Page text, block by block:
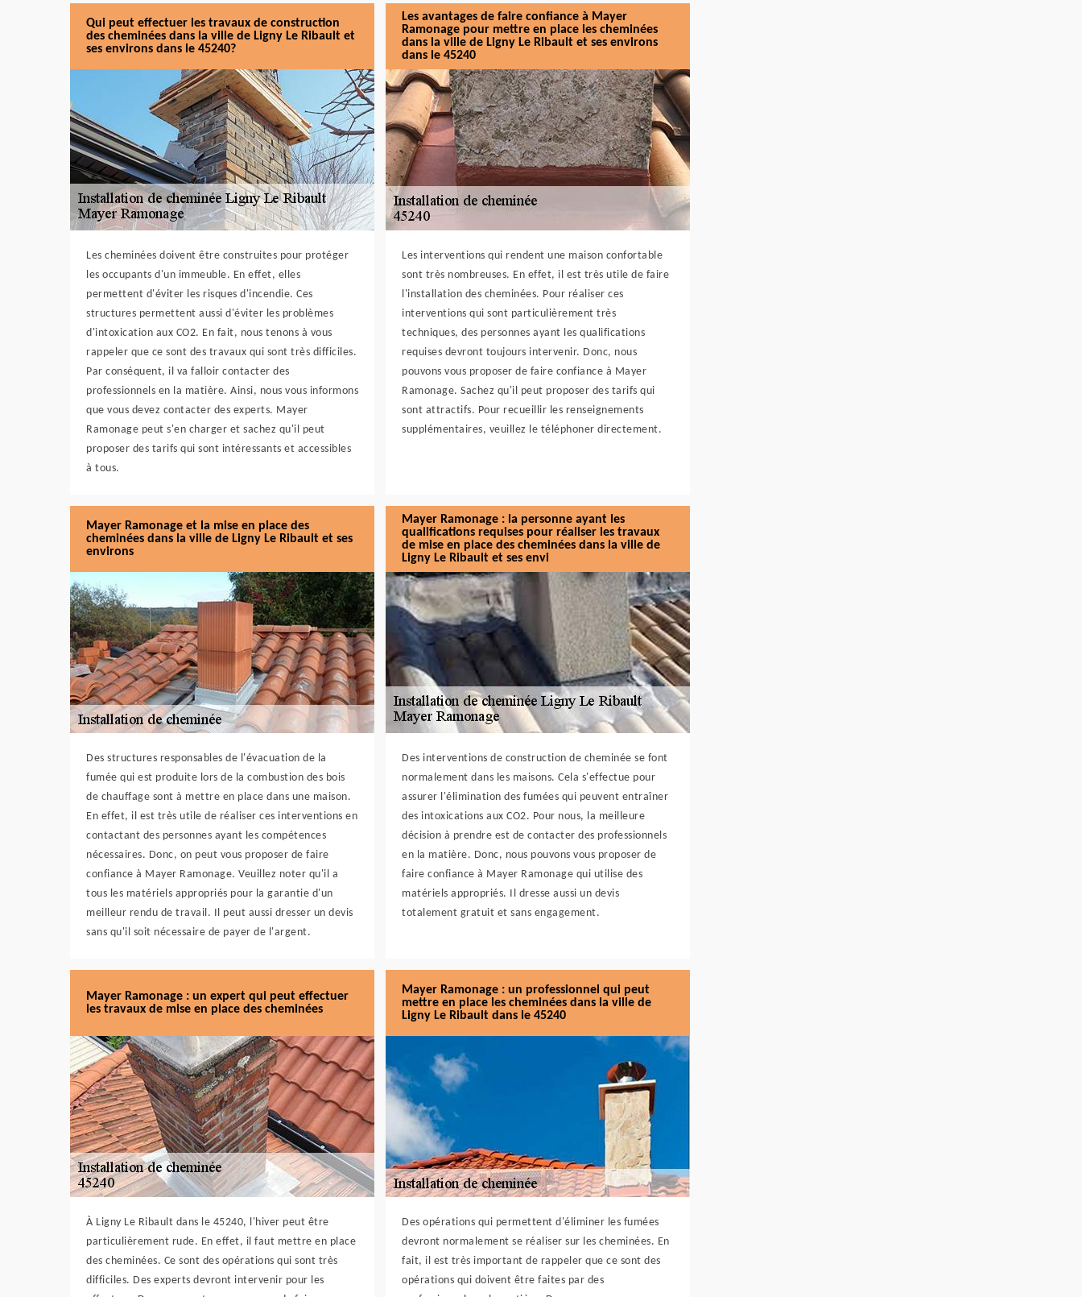
Qui peut effectuer les travaux de construction
des cheminées dans la ville de Ligny Le Ribault et
ses environs dans le 45240?
Les cheminées doivent être construites pour protéger
les occupants d'un immeuble. En effet, elles
permettent d'éviter les risques d'incendie. Ces
structures permettent aussi d'éviter les problèmes
d'intoxication aux CO2. En fait, nous tenons à vous
rappeler que ce sont des travaux qui sont très difficiles.
Par conséquent, il va falloir contacter des
professionnels en la matière. Ainsi, nous vous informons
que vous devez contacter des experts. Mayer
Ramonage peut s'en charger et sachez qu'il peut
proposer des tarifs qui sont intéressants et accessibles
à tous.
Les avantages de faire confiance à Mayer
Ramonage pour mettre en place les cheminées
dans la ville de Ligny Le Ribault et ses environs
dans le 45240
Les interventions qui rendent une maison confortable
sont très nombreuses. En effet, il est très utile de faire
l'installation des cheminées. Pour réaliser ces
interventions qui sont particulièrement très
techniques, des personnes ayant les qualifications
requises devront toujours intervenir. Donc, nous
pouvons vous proposer de faire confiance à Mayer
Ramonage. Sachez qu'il peut proposer des tarifs qui
sont attractifs. Pour recueillir les renseignements
supplémentaires, veuillez le téléphoner directement.
Mayer Ramonage et la mise en place des
cheminées dans la ville de Ligny Le Ribault et ses
environs
Des structures responsables de l'évacuation de la
fumée qui est produite lors de la combustion des bois
de chauffage sont à mettre en place dans une maison.
En effet, il est très utile de réaliser ces interventions en
contactant des personnes ayant les compétences
nécessaires. Donc, on peut vous proposer de faire
confiance à Mayer Ramonage. Veuillez noter qu'il a
tous les matériels appropriés pour la garantie d'un
meilleur rendu de travail. Il peut aussi dresser un devis
sans qu'il soit nécessaire de payer de l'argent.
Mayer Ramonage : la personne ayant les
qualifications requises pour réaliser les travaux
de mise en place des cheminées dans la ville de
Ligny Le Ribault et ses envi
Des interventions de construction de cheminée se font
normalement dans les maisons. Cela s'effectue pour
assurer l'élimination des fumées qui peuvent entraîner
des intoxications aux CO2. Pour nous, la meilleure
décision à prendre est de contacter des professionnels
en la matière. Donc, nous pouvons vous proposer de
faire confiance à Mayer Ramonage qui utilise des
matériels appropriés. Il dresse aussi un devis
totalement gratuit et sans engagement.
Mayer Ramonage : un expert qui peut effectuer
les travaux de mise en place des cheminées
À Ligny Le Ribault dans le 45240, l'hiver peut être
particulièrement rude. En effet, il faut mettre en place
des cheminées. Ce sont des opérations qui sont très
difficiles. Des experts devront intervenir pour les
Mayer Ramonage : un professionnel qui peut
mettre en place les cheminées dans la ville de
Ligny Le Ribault dans le 45240
Des opérations qui permettent d'éliminer les fumées
devront normalement se réaliser sur les cheminées. En
fait, il est très important de rappeler que ce sont des
opérations qui doivent être faites par des